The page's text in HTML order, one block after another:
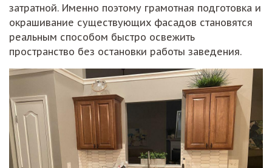
затратной. Именно поэтому грамотная подготовка и
окрашивание существующих фасадов становятся
реальным способом быстро освежить
пространство без остановки работы заведения.